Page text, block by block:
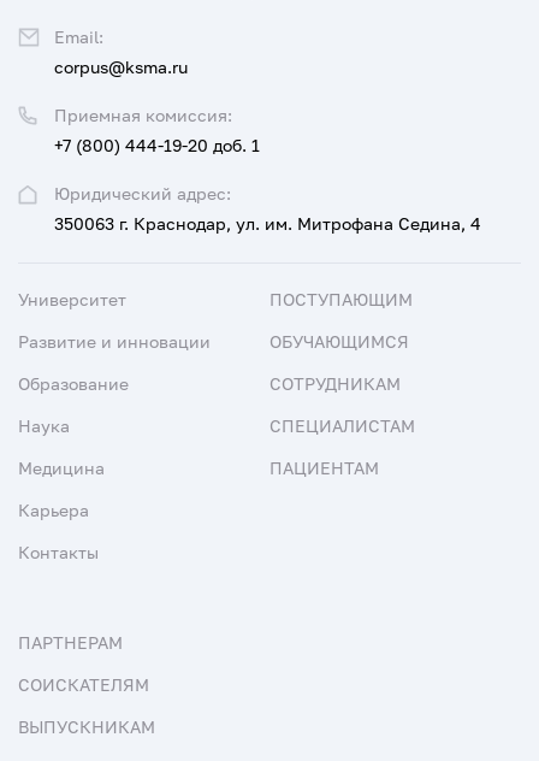
Юридический адрес:
350063 г. Краснодар, ул. им. Митрофана Седина, 4
Приемная комиссия:
+7 (800) 444-19-20 доб. 1
Email:
corpus@ksma.ru
Университет
Развитие и инновации
Образование
Наука
Медицина
Карьера
Контакты
ПОСТУПАЮЩИМ
ОБУЧАЮЩИМСЯ
СОТРУДНИКАМ
СПЕЦИАЛИСТАМ
ПАЦИЕНТАМ
ПАРТНЕРАМ
СОИСКАТЕЛЯМ
ВЫПУСКНИКАМ